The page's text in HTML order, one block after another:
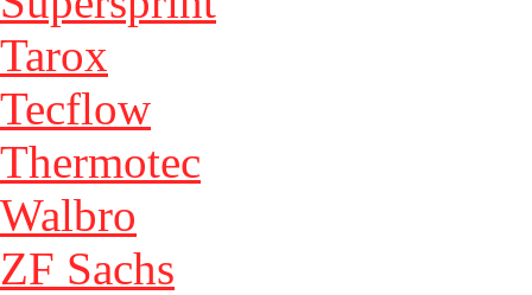
Tarox
Tecflow
Thermotec
Walbro
ZF Sachs